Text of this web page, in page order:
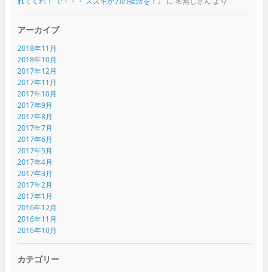
アーカイブ
2018年11月
2018年10月
2017年12月
2017年11月
2017年10月
2017年9月
2017年8月
2017年7月
2017年6月
2017年5月
2017年4月
2017年3月
2017年2月
2017年1月
2016年12月
2016年11月
2016年10月
カテゴリー